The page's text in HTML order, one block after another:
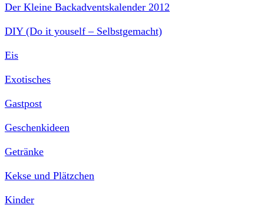
Der Kleine Backadventskalender 2012
DIY (Do it youself – Selbstgemacht)
Eis
Exotisches
Gastpost
Geschenkideen
Getränke
Kekse und Plätzchen
Kinder